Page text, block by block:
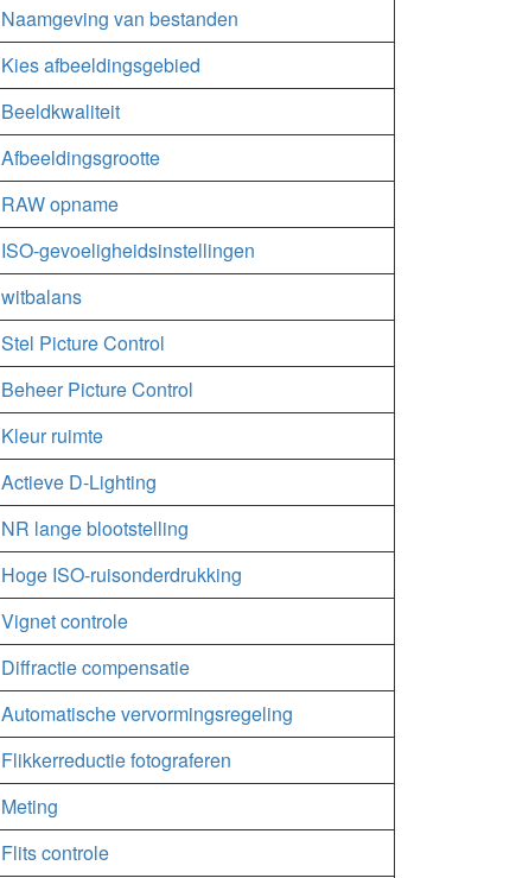
Naamgeving van bestanden
Kies afbeeldingsgebied
Beeldkwaliteit
Afbeeldingsgrootte
RAW opname
ISO-gevoeligheidsinstellingen
witbalans
Stel Picture Control
Beheer Picture Control
Kleur ruimte
Actieve D-Lighting
NR lange blootstelling
Hoge ISO-ruisonderdrukking
Vignet controle
Diffractie compensatie
Automatische vervormingsregeling
Flikkerreductie fotograferen
Meting
Flits controle